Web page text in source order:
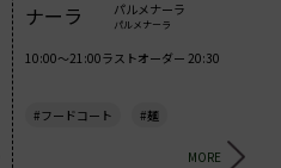
パルメナーラ
パルメナーラ
10:00～21:00ラストオーダー 20:30
#フードコート #麺
MORE